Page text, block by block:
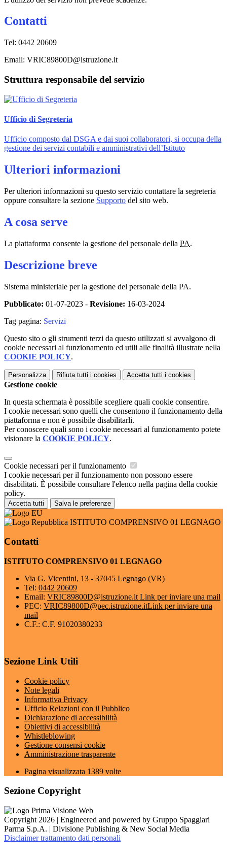
Contatti
Tel: 0442 20609
Email: VRIC89800D@istruzione.it
Struttura responsabile del servizio
Ufficio di Segreteria
Ufficio composto dal DSGA e dai suoi collaboratori, si occupa della
gestione dei servizi contabili e amministrativi dell’Istituto
Ulteriori informazioni
Per ulteriori informazioni su questo servizio contattare la segreteria
oppure consultare la sezione Supporto del sito web.
A cosa serve
La piattaforma consente la gestione del personale della PA.
Descrizione breve
Sistema ministeriale per la gestione del personale della PA.
Pubblicato: 01-07-2023 - Revisione: 16-03-2024
Tag pagina: Servizi
Questo sito o gli strumenti terzi da questo utilizzati si avvalgono di
cookie necessari al funzionamento ed utili alle finalità illustrate nella
COOKIE POLICY.
Personalizza Rifiuta tutti i cookies Accetta tutti i cookies
Gestione cookie
In questa schermata è possibile scegliere quali cookie consentire.
I cookie necessari sono quelli che consentono il funzionamento della
piattaforma e non è possibile disabilitarli.
Per conoscere quali sono i cookie necessari al funzionamento potete
visionare la COOKIE POLICY.
Cookie necessari per il funzionamento
I cookie necessari per il funzionamento non possono essere
disabilitati. È possibile consultare l'elenco nella pagina della cookie
policy.
Accetta tutti Salva le preferenze
ISTITUTO COMPRENSIVO 01 LEGNAGO
Contatti
ISTITUTO COMPRENSIVO 01 LEGNAGO
Via G. Vicentini, 13 - 37045 Legnago (VR)
Tel: 0442 20609
Email: VRIC89800D@istruzione.it Link per inviare una mail
PEC: VRIC89800D@pec.istruzione.itLink per inviare una
mail
C.F.: C.F. 91020380233
Sezione Link Utili
Cookie policy
Note legali
Informativa Privacy
Ufficio Relazioni con il Pubblico
Dichiarazione di accessibilità
Obiettivi di accessibilità
Whistleblowing
Gestione consensi cookie
Amministrazione trasparente
Pagina visualizzata 1389 volte
Sezione Copyright
Copyright 2026 | Engineered and powered by Gruppo Spaggiari
Parma S.p.A. | Divisione Publishing & New Social Media
Disclaimer trattamento dati personali